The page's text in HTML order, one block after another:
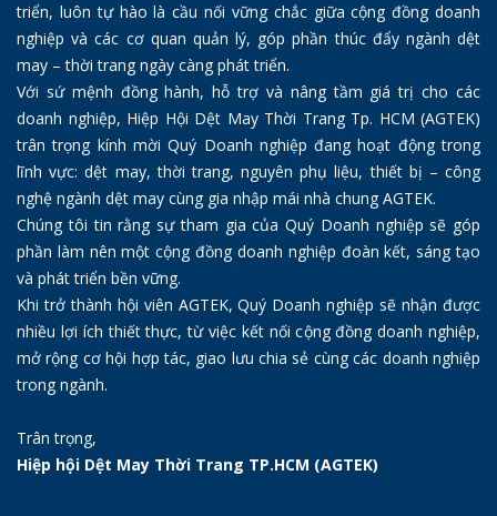
triển, luôn tự hào là cầu nối vững chắc giữa cộng đồng doanh
nghiệp và các cơ quan quản lý, góp phần thúc đẩy ngành dệt
may – thời trang ngày càng phát triển.
Với sứ mệnh đồng hành, hỗ trợ và nâng tầm giá trị cho các
doanh nghiệp, Hiệp Hội Dệt May Thời Trang Tp. HCM (AGTEK)
trân trọng kính mời Quý Doanh nghiệp đang hoạt động trong
lĩnh vực: dệt may, thời trang, nguyên phụ liệu, thiết bị – công
nghệ ngành dệt may cùng gia nhập mái nhà chung AGTEK.
Chúng tôi tin rằng sự tham gia của Quý Doanh nghiệp sẽ góp
phần làm nên một cộng đồng doanh nghiệp đoàn kết, sáng tạo
và phát triển bền vững.
Khi trở thành hội viên AGTEK, Quý Doanh nghiệp sẽ nhận được
nhiều lợi ích thiết thực, từ việc kết nối cộng đồng doanh nghiệp,
mở rộng cơ hội hợp tác, giao lưu chia sẻ cùng các doanh nghiệp
trong ngành.
Trân trọng,
Hiệp hội Dệt May Thời Trang TP.HCM (AGTEK)